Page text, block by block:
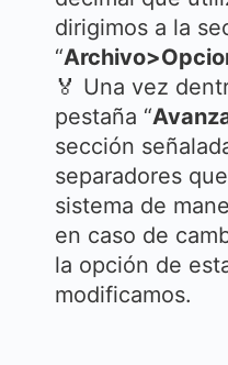
dirigimos a la
“
🏅 Una vez
pestaña “
sección
separadores
sistema de
en caso de
la opción de
modificamos.